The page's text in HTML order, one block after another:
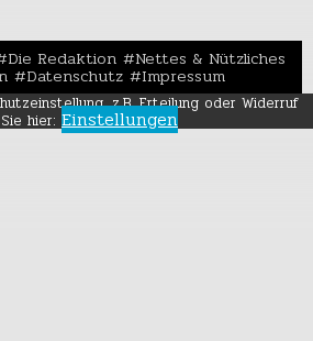
Die Redaktion Nettes & Nützliches
Datenschutz Impressum
z.B. Erteilung oder Widerruf
hier: Einstellungen